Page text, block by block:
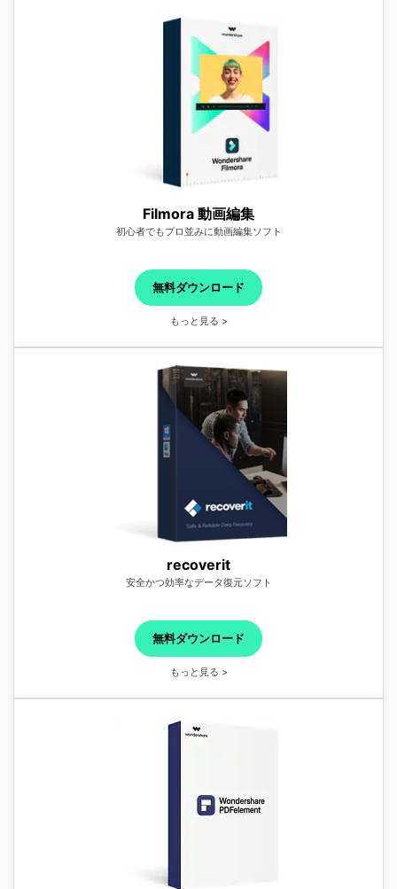
Filmora 動画編集
初心者でもプロ並みに動画編集ソフト
無料ダウンロード
もっと見る >
recoverit
安全かつ効率なデータ復元ソフト
無料ダウンロード
もっと見る >